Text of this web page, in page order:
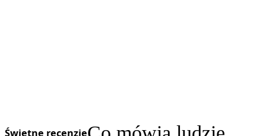
Świetne recenzje